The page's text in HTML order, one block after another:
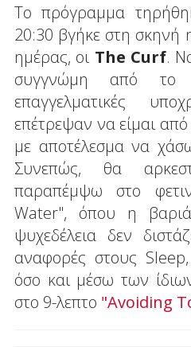
Το πρόγραμμα
20:30 βγήκε στη σκηνή
ημέρας, οι The Curf.
συγγνώμη από το
επαγγελματικές
επέτρεψαν να είμαι
με αποτέλεσμα να
Συνεπώς, θα
παραπέμψω στο
Water", όπου η
ψυχεδέλεια δεν
αναφορές στους
όσο και μέσω των
στο 9-λεπτο "Avoiding